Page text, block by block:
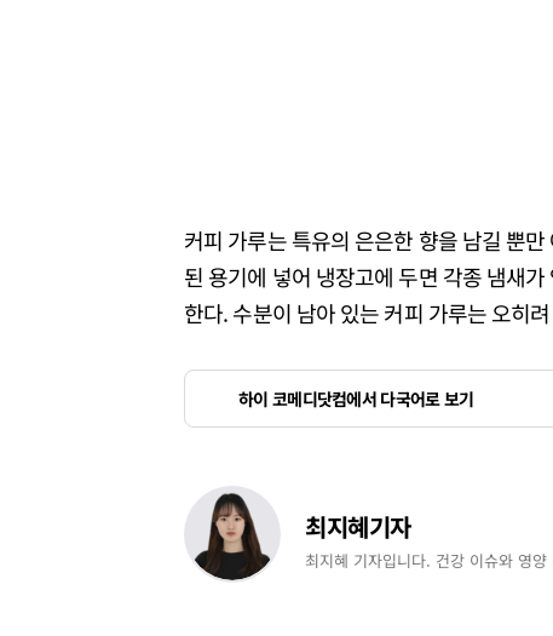
커피 가루는 특유의 은은한 향을 남길 뿐
된 용기에 넣어 냉장고에 두면 각종 냄새
한다. 수분이 남아 있는 커피 가루는 오히
하이 코메디닷컴에서 다국어로 보기
최지혜기자
최지혜 기자입니다. 건강 이슈와 영